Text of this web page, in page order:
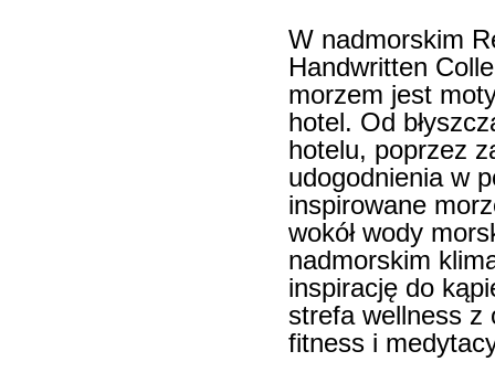
W nadmorskim
Handwritten
morzem jest
hotel. Od
hotelu, poprzez
udogodnienia w
inspirowane
wokół wody
nadmorskim
inspirację do
strefa wellness z
fitness i